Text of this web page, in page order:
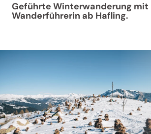
Geführte Winterwanderung mit
Wanderführerin ab Hafling.